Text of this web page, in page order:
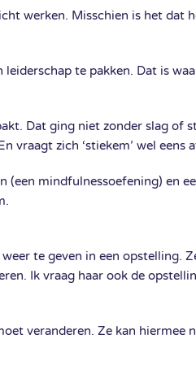
werken. Misschien is het
te pakken. Dat is
Dat ging niet zonder slag
vraagt zich ‘stiekem’ wel eens
mindfulnessoefening) en
te geven in een opstelling.
Ik vraag haar ook de
veranderen. Ze kan hiermee